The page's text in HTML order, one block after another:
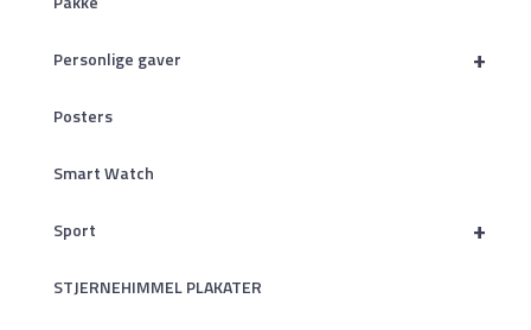
+
Personlige gaver
Posters
Smart Watch
+
Sport
STJERNEHIMMEL PLAKATER